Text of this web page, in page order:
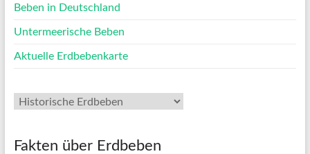
Beben in Deutschland
Untermeerische Beben
Aktuelle Erdbebenkarte
Fakten über Erdbeben